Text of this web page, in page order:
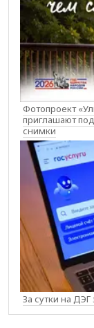
Фотопроект
приглашают
снимки
За сутки на ДЭГ